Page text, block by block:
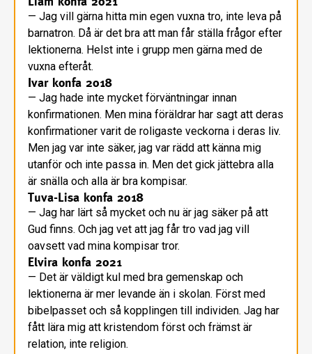
— Jag vill gärna hitta min egen vuxna tro, inte leva på
barnatron. Då är det bra att man får ställa frågor efter
lektionerna. Helst inte i grupp men gärna med de
vuxna efteråt.
Ivar konfa 2018
— Jag hade inte mycket förväntningar innan
konfirmationen. Men mina föräldrar har sagt att deras
konfirmationer varit de roligaste veckorna i deras liv.
Men jag var inte säker, jag var rädd att känna mig
utanför och inte passa in. Men det gick jättebra alla
är snälla och alla är bra kompisar.
Tuva-Lisa konfa 2018
— Jag har lärt så mycket och nu är jag säker på att
Gud finns. Och jag vet att jag får tro vad jag vill
oavsett vad mina kompisar tror.
Elvira konfa 2021
— Det är väldigt kul med bra gemenskap och
lektionerna är mer levande än i skolan. Först med
bibelpasset och så kopplingen till individen. Jag har
fått lära mig att kristendom först och främst är
relation, inte religion.